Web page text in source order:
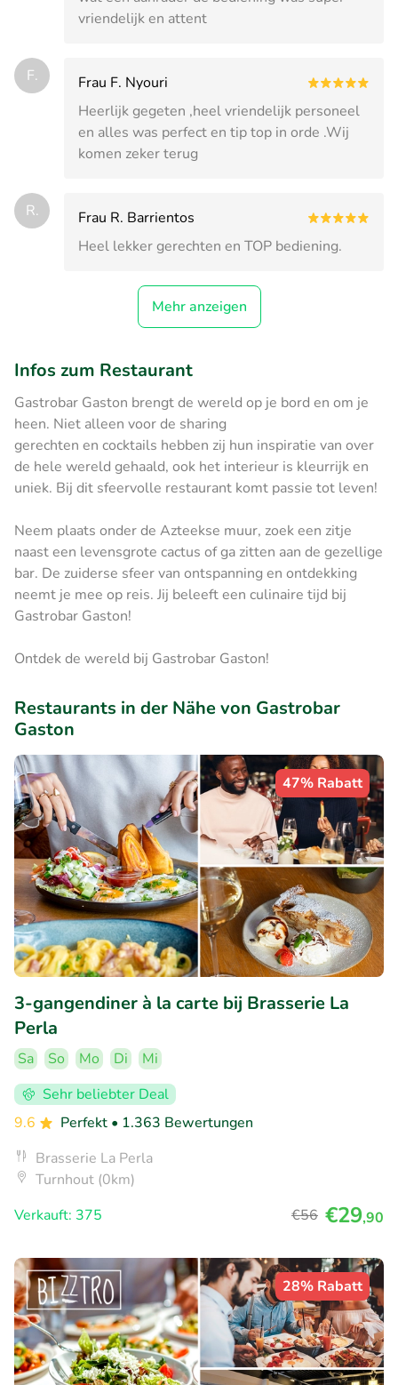
vriendelijk en attent
F.
Frau F. Nyouri
Heerlijk gegeten ,heel vriendelijk personeel
en alles was perfect en tip top in orde .Wij
komen zeker terug
R.
Frau R. Barrientos
Heel lekker gerechten en TOP bediening.
Mehr anzeigen
Infos zum Restaurant
Gastrobar Gaston brengt de wereld op je bord en om je
heen. Niet alleen voor de sharing
gerechten en cocktails hebben zij hun inspiratie van over
de hele wereld gehaald, ook het interieur is kleurrijk en
uniek. Bij dit sfeervolle restaurant komt passie tot leven!
Neem plaats onder de Azteekse muur, zoek een zitje
naast een levensgrote cactus of ga zitten aan de gezellige
bar. De zuiderse sfeer van ontspanning en ontdekking
neemt je mee op reis. Jij beleeft een culinaire tijd bij
Gastrobar Gaston!
Ontdek de wereld bij Gastrobar Gaston!
Restaurants in der Nähe von Gastrobar
Gaston
47% Rabatt
3-gangendiner à la carte bij Brasserie La
Perla
Sa So Mo Di
Mi
Sehr beliebter Deal
9.6
Perfekt • 1.363 Bewertungen
Brasserie La Perla
Turnhout (0km)
Verkauft: 375
€56 €29,90
28% Rabatt